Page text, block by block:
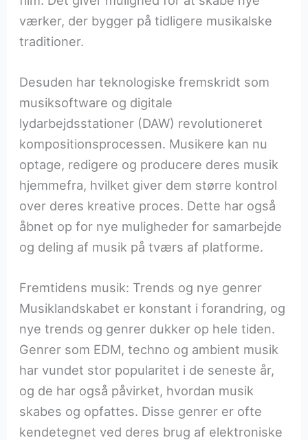
værker, der bygger på tidligere musikalske
traditioner.
Desuden har teknologiske fremskridt som
musiksoftware og digitale
lydarbejdsstationer (DAW) revolutioneret
kompositionsprocessen. Musikere kan nu
optage, redigere og producere deres musik
hjemmefra, hvilket giver dem større kontrol
over deres kreative proces. Dette har også
åbnet op for nye muligheder for samarbejde
og deling af musik på tværs af platforme.
Fremtidens musik: Trends og nye genrer
Musiklandskabet er konstant i forandring, og
nye trends og genrer dukker op hele tiden.
Genrer som EDM, techno og ambient musik
har vundet stor popularitet i de seneste år,
og de har også påvirket, hvordan musik
skabes og opfattes. Disse genrer er ofte
kendetegnet ved deres brug af elektroniske